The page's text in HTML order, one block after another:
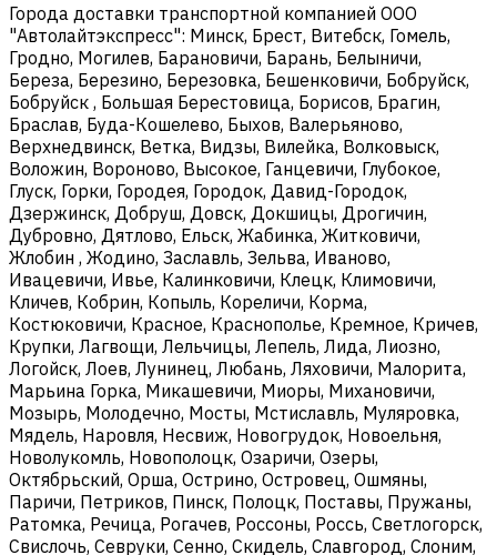
Города доставки транспортной компанией ООО
"Автолайтэкспресс": Минск, Брест, Витебск, Гомель,
Гродно, Могилев, Барановичи, Барань, Белыничи,
Береза, Березино, Березовка, Бешенковичи, Бобруйск,
Бобруйск , Большая Берестовица, Борисов, Брагин,
Браслав, Буда-Кошелево, Быхов, Валерьяново,
Верхнедвинск, Ветка, Видзы, Вилейка, Волковыск,
Воложин, Вороново, Высокое, Ганцевичи, Глубокое,
Глуск, Горки, Городея, Городок, Давид-Городок,
Дзержинск, Добруш, Довск, Докшицы, Дрогичин,
Дубровно, Дятлово, Ельск, Жабинка, Житковичи,
Жлобин , Жодино, Заславль, Зельва, Иваново,
Ивацевичи, Ивье, Калинковичи, Клецк, Климовичи,
Кличев, Кобрин, Копыль, Кореличи, Корма,
Костюковичи, Красное, Краснополье, Кремное, Кричев,
Крупки, Лагвощи, Лельчицы, Лепель, Лида, Лиозно,
Логойск, Лоев, Лунинец, Любань, Ляховичи, Малорита,
Марьина Горка, Микашевичи, Миоры, Михановичи,
Мозырь, Молодечно, Мосты, Мстиславль, Муляровка,
Мядель, Наровля, Несвиж, Новогрудок, Новоельня,
Новолукомль, Новополоцк, Озаричи, Озеры,
Октябрьский, Орша, Острино, Островец, Ошмяны,
Паричи, Петриков, Пинск, Полоцк, Поставы, Пружаны,
Ратомка, Речица, Рогачев, Россоны, Россь, Светлогорск,
Свислочь, Севруки, Сенно, Скидель, Славгород, Слоним,